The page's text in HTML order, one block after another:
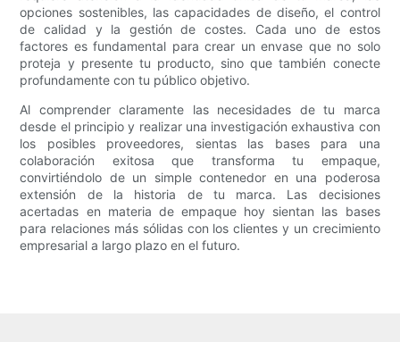
opciones sostenibles, las capacidades de diseño, el control
de calidad y la gestión de costes. Cada uno de estos
factores es fundamental para crear un envase que no solo
proteja y presente tu producto, sino que también conecte
profundamente con tu público objetivo.
Al comprender claramente las necesidades de tu marca
desde el principio y realizar una investigación exhaustiva con
los posibles proveedores, sientas las bases para una
colaboración exitosa que transforma tu empaque,
convirtiéndolo de un simple contenedor en una poderosa
extensión de la historia de tu marca. Las decisiones
acertadas en materia de empaque hoy sientan las bases
para relaciones más sólidas con los clientes y un crecimiento
empresarial a largo plazo en el futuro.